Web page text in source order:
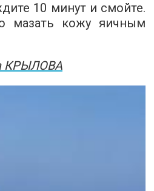
10 минут и смойте.
мазать кожу яичным
КРЫЛОВА